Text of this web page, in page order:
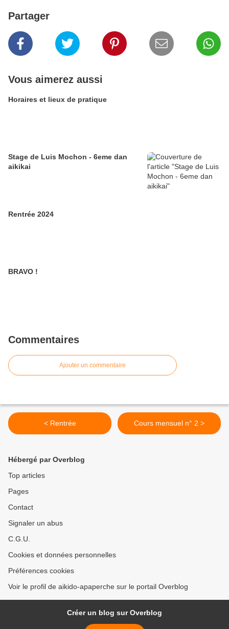
Partager
Vous aimerez aussi
Horaires et lieux de pratique
Stage de Luis Mochon - 6eme dan
aikikai
Rentrée 2024
BRAVO !
Commentaires
Ajouter un commentaire
< Rentrée Cours mensuel n° 2 >
Hébergé par Overblog
Top articles
Pages
Contact
Signaler un abus
C.G.U.
Cookies et données personnelles
Préférences cookies
Voir le profil de aikido-apaperche sur le portail Overblog
Créer un blog sur Overblog